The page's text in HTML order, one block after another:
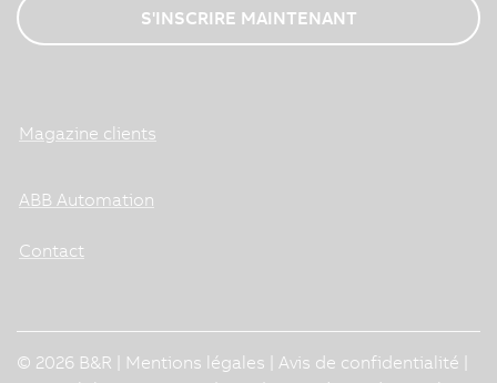
S'INSCRIRE MAINTENANT
Magazine clients
ABB Automation
Contact
© 2026 B&R | Mentions légales Avis de confidentialité